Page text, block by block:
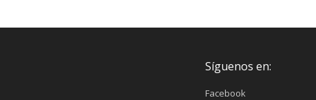
Síguenos en:
Facebook